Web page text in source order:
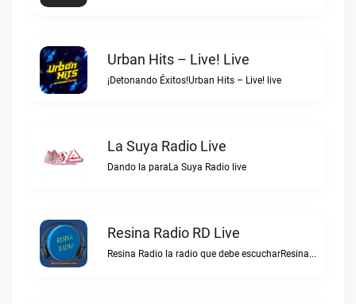
Urban Hits – Live! Live
¡Detonando Éxitos!Urban Hits – Live! live
La Suya Radio Live
Dando la paraLa Suya Radio live
Resina Radio RD Live
Resina Radio la radio que debe escucharResina Radio RD live